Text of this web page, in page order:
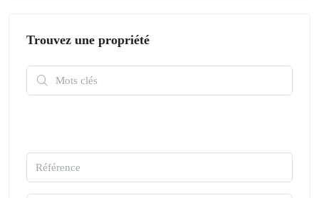
Trouvez une propriété